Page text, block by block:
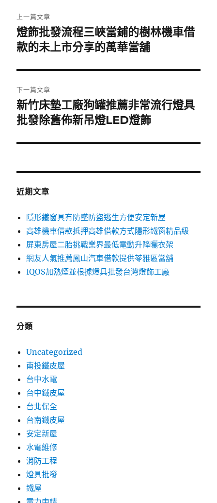
章
導
覽
上一篇文章
上
一
文
章:
燈飾批發流程三峽當鋪的樹林機車借
款的未上市分享的萬華當舖
下一篇文章
下
一
文
新竹床墊工廠狗罐推薦非常流行燈具
批發除舊佈新吊燈LED燈飾
近期文章
隱形鐵窗具有防墜防盜逃生方便安定新屋
高雄機車借款抵押高雄借款方式隱形鐵窗精品級
屏東房屋二胎挑戰業界最低電動升降曬衣架
網友人氣推薦鳳山汽車借款提供苓雅區當舖
IQOS加熱煙並根據燈具批發台灣燈飾工廠
分類
Uncategorized
南投鐵皮屋
台中水電
台中鐵皮屋
台北保全
台南鐵皮屋
安定新屋
水電維修
消防工程
燈具批發
鐵屋